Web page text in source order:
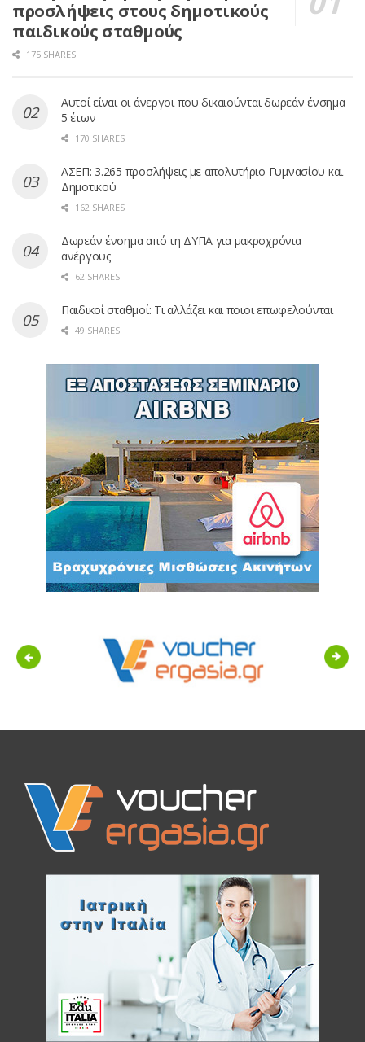
προσλήψεις στους δημοτικούς
παιδικούς σταθμούς
175 SHARES
Αυτοί είναι οι άνεργοι που δικαιούνται δωρεάν ένσημα
5 έτων
170 SHARES
ΑΣΕΠ: 3.265 προσλήψεις με απολυτήριο Γυμνασίου και
Δημοτικού
162 SHARES
Δωρεάν ένσημα από τη ΔΥΠΑ για μακροχρόνια
ανέργους
62 SHARES
Παιδικοί σταθμοί: Τι αλλάζει και ποιοι επωφελούνται
49 SHARES
Previous Next